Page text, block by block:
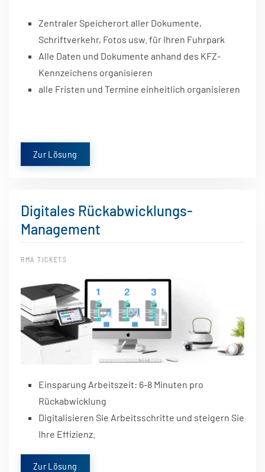
Zentraler Speicherort aller Dokumente,
Schriftverkehr, Fotos usw. für Ihren Fuhrpark
Alle Daten und Dokumente anhand des KFZ-
Kennzeichens organisieren
alle Fristen und Termine einheitlich organisieren
Zur Lösung
Digitales Rückabwicklungs-
Management
RMA TICKETS
Einsparung Arbeitszeit: 6-8 Minuten pro
Rückabwicklung
Digitalisieren Sie Arbeitsschritte und steigern Sie
Ihre Effizienz.
Zur Lösung